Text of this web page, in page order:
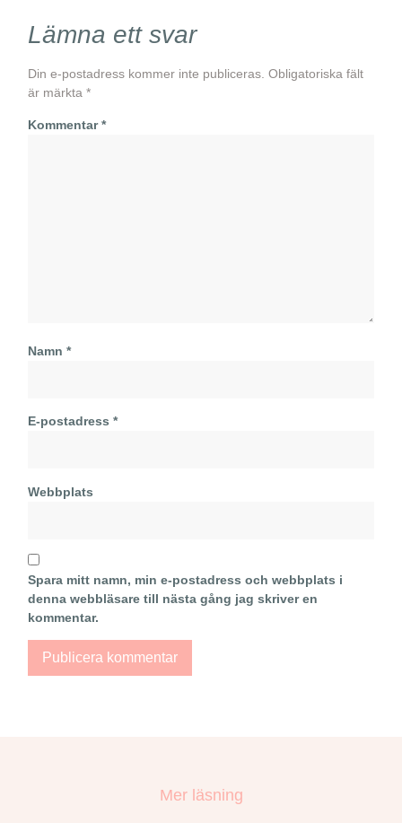
Lämna ett svar
Din e-postadress kommer inte publiceras. Obligatoriska fält
är märkta *
Kommentar*
Namn *
E-postadress *
Webbplats
Spara mitt namn, min e-postadress och webbplats i
denna webbläsare till nästa gång jag skriver en
kommentar.
Mer läsning